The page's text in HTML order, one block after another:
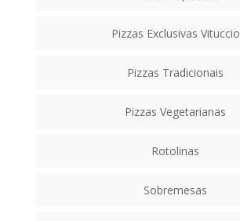
Pizzas Exclusivas Vituccio
Pizzas Tradicionais
Pizzas Vegetarianas
Rotolinas
Sobremesas